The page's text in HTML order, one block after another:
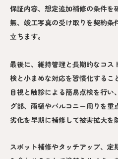
保証内容、想定追加補修の条件を
無、竣工写真の受け取りを契約条
立ちます。
最後に、維持管理と長期的なコス
検と小まめな対応を習慣化するこ
目視と触診による簡易点検を行
グ部、雨樋やバルコニー周りを
劣化を早期に補修して被害拡大を
スポット補修やタッチアップ、定